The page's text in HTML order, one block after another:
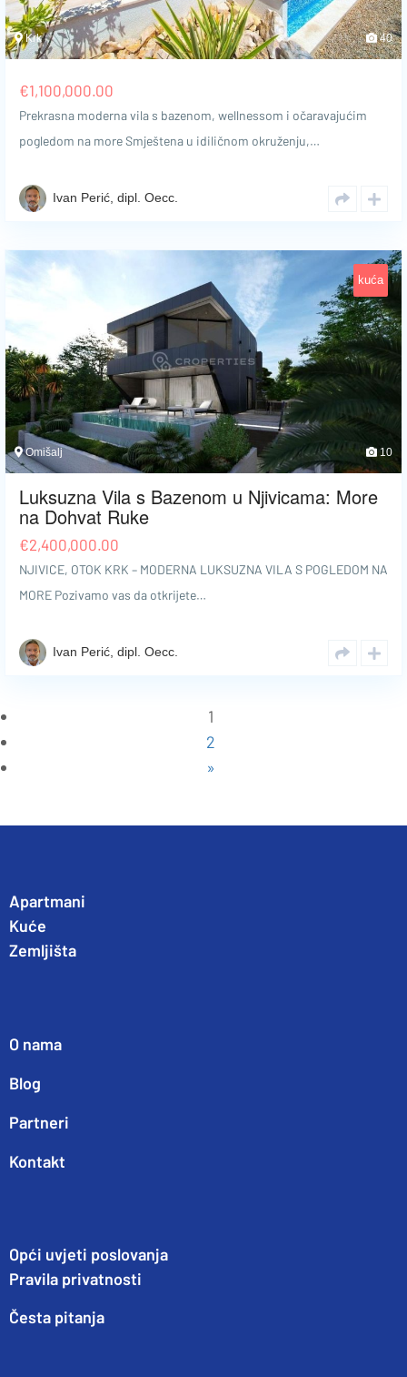
Krk 40
€1,100,000.00
Prekrasna moderna vila s bazenom, wellnessom i očaravajućim
pogledom na more Smještena u idiličnom okruženju,…
Ivan Perić, dipl. Oecc.
kuća
Omišalj 10
Luksuzna Vila s Bazenom u Njivicama: More
na Dohvat Ruke
€2,400,000.00
NJIVICE, OTOK KRK – MODERNA LUKSUZNA VILA S POGLEDOM NA
MORE Pozivamo vas da otkrijete…
Ivan Perić, dipl. Oecc.
1
2
»
Apartmani
Kuće
Zemljišta
O nama
Blog
Partneri
Kontakt
Opći uvjeti poslovanja
Pravila privatnosti
Česta pitanja